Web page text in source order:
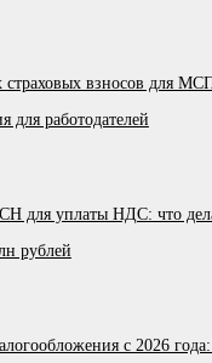
взносов для
для работодателей
для уплаты НДС: что
рублей
с 2026